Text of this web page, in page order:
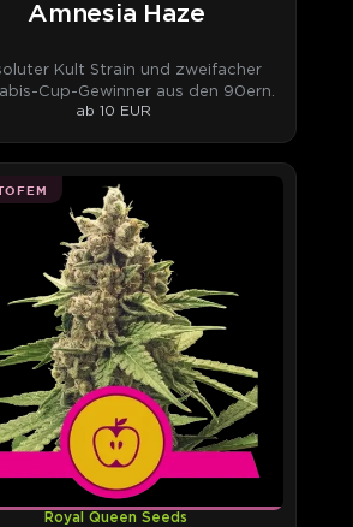
Amnesia Haze
Kult Strain und zweifacher
Cup-Gewinner aus den 90ern.
ab 10 EUR
Royal Queen Seeds